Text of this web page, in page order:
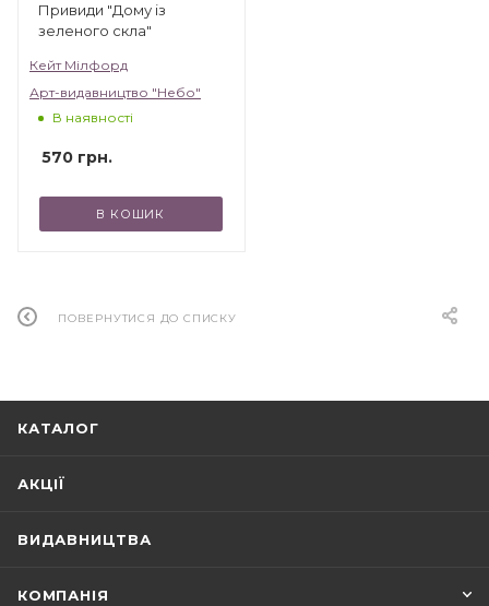
Привиди "Дому із
зеленого скла"
Кейт Мілфорд
Арт-видавництво "Небо"
В наявності
570 грн.
В КОШИК
ПОВЕРНУТИСЯ ДО СПИСКУ
КАТАЛОГ
АКЦІЇ
ВИДАВНИЦТВА
КОМПАНІЯ